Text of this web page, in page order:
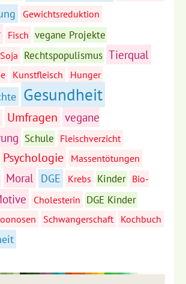
Gewichtsreduktion
Fisch vegane Projekte
Soja Rechtspopulismus Tierqual
Kunstfleisch Hunger
Gesundheit
Umfragen vegane
Schule Fleischverzicht
Psychologie
Massentötungen
Moral DGE Krebs Kinder Bio-
Cholesterin DGE Kinder
Schwangerschaft Kochbuch